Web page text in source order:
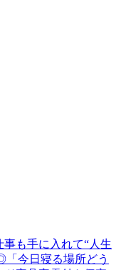
も手に入れて“人生
今日寝る場所どう